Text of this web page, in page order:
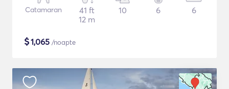
Catamaran
41 ft
12 m
10 6 6
$1,065 /noapte